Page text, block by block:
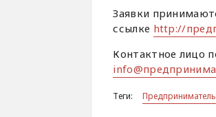
Заявки
ссылке http://
Контактное лицо
Теги: